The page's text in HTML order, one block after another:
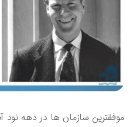
سازمان ها در دهه نود